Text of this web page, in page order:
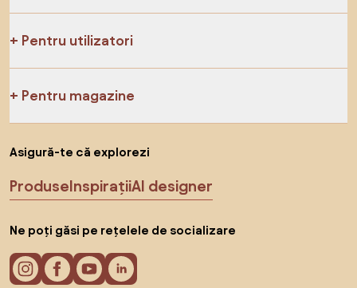
Pentru utilizatori
Pentru magazine
Asigură-te că explorezi
ProduseInspirațiiAI designer
Ne poți găsi pe rețelele de socializare